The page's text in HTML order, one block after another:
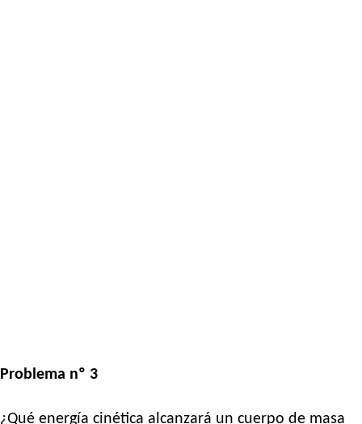
Problema nº 3
¿Qué energía cinética alcanzará un cuerpo de masa